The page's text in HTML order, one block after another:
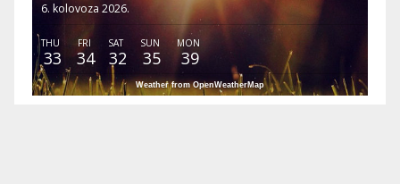
6. kolovoza 2026.
THU
33
FRI
34
SAT
32
SUN
35
MON
39
Weather from OpenWeatherMap